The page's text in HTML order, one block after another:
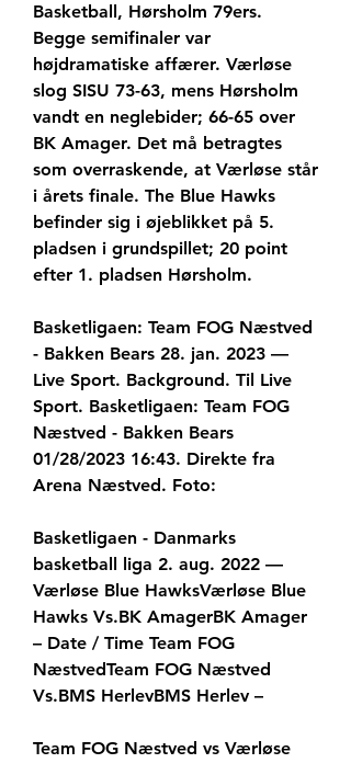
Basketball, Hørsholm 79ers.
Begge semifinaler var
højdramatiske affærer. Værløse
slog SISU 73-63, mens Hørsholm
vandt en neglebider; 66-65 over
BK Amager. Det må betragtes
som overraskende, at Værløse står
i årets finale. The Blue Hawks
befinder sig i øjeblikket på 5.
pladsen i grundspillet; 20 point
efter 1. pladsen Hørsholm.
Basketligaen: Team FOG Næstved
- Bakken Bears 28. jan. 2023 —
Live Sport. Background. Til Live
Sport. Basketligaen: Team FOG
Næstved - Bakken Bears
01/28/2023 16:43. Direkte fra
Arena Næstved. Foto:
Basketligaen - Danmarks
basketball liga 2. aug. 2022 —
Værløse Blue HawksVærløse Blue
Hawks Vs.BK AmagerBK Amager
– Date / Time Team FOG
NæstvedTeam FOG Næstved
Vs.BMS HerlevBMS Herlev –
Team FOG Næstved vs Værløse